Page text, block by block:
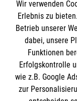
Impressum
Datenschutz
Die
Wir verwenden
Erlebnis zu
Betrieb unserer
dabei, unsere
Funktionen
Erfolgskontrolle
wie z.B. Google
zur